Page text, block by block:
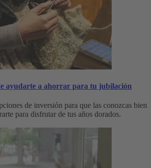
ayudarte a ahorrar para tu jubilación
de inversión para que las conozcas bien
para disfrutar de tus años dorados.